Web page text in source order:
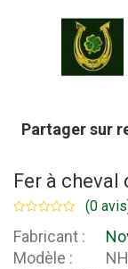
Partager sur
Fer à
(0
Fabricant :
Modèle :